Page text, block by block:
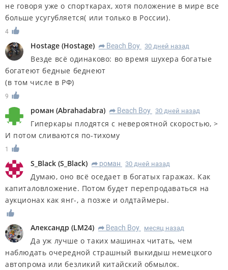
не говоря уже о спорткарах, хотя положение в мире все
больше усугубляется( или только в России).
4
Hostage (Hostage) R Beach Boy 30 дней назад
Везде всё одинаково: во время шухера богатые
богатеют бедные беднеют
(в том числе в РФ)
9
роман (Abrahadabra) R Beach Boy 30 дней назад
Гиперкары плодятся с невероятной скоростью, >
И потом сливаются по-тихому
1
S_Black (S_Black) R роман 30 дней назад
Думаю, оно всё оседает в богатых гаражах. Как
капиталовложение. Потом будет перепродаваться на
аукционах как янг-, а позже и олдтаймеры.
Александр (LM24) R Beach Boy месяц назад
Да уж лучше о таких машинах читать, чем
наблюдать очередной страшный выкидыш немецкого
автопрома или безликий китайский обмылок.